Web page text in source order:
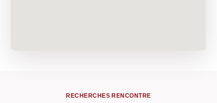
RECHERCHES RENCONTRE